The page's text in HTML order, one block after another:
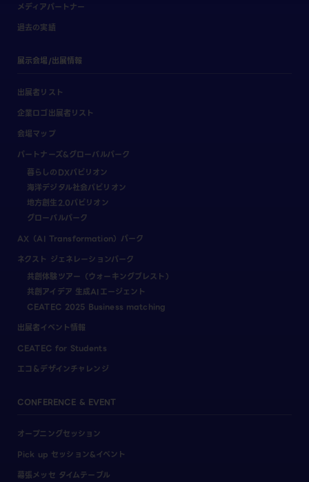
メディアパートナー
過去の実績
展示会場/出展情報
出展者リスト
企業ロゴ出展者リスト
会場マップ
パートナーズ&グローバルパーク
暮らしのDXパビリオン
海洋デジタル社会パビリオン
地方創生2.0パビリオン
グローバルパーク
AX（AI Transformation）パーク
ネクスト ジェネレーションパーク
共創体験ツアー（ウォーキングブレスト）
共創アイデア 生成AIエージェント
CEATEC 2025 Business matching
出展者イベント情報
CEATEC for Students
エコ＆デザインチャレンジ
CONFERENCE & EVENT
オープニングセッション
Pick up セッション&イベント
幕張メッセ タイムテーブル